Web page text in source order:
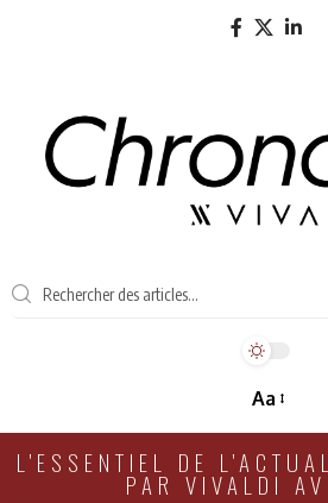
Aa
L'ESSENTIEL DE
PAR VIVALDI